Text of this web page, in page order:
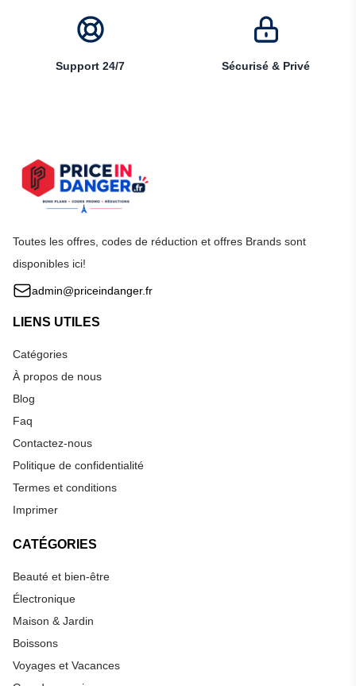
Support 24/7 Sécurisé & Privé
Toutes les offres, codes de réduction et offres Brands sont
disponibles ici!
admin@priceindanger.fr
LIENS UTILES
Catégories
À propos de nous
Blog
Faq
Contactez-nous
Politique de confidentialité
Termes et conditions
Imprimer
CATÉGORIES
Beauté et bien-être
Électronique
Maison & Jardin
Boissons
Voyages et Vacances